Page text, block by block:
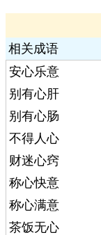
相关成语
安心乐意
别有心肝
别有心肠
不得人心
财迷心窍
称心快意
称心满意
茶饭无心